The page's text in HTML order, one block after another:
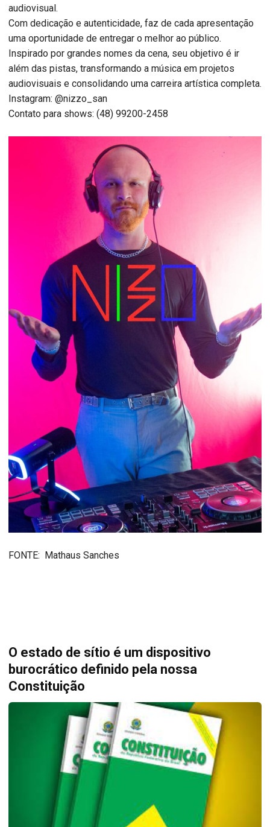
audiovisual.
Com dedicação e autenticidade, faz de cada apresentação
uma oportunidade de entregar o melhor ao público.
Inspirado por grandes nomes da cena, seu objetivo é ir
além das pistas, transformando a música em projetos
audiovisuais e consolidando uma carreira artística completa.
Instagram: @nizzo_san
Contato para shows: (48) 99200-2458
FONTE: Mathaus Sanches
O estado de sítio é um dispositivo
burocrático definido pela nossa
Constituição